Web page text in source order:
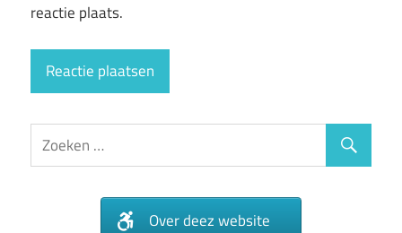
reactie plaats.
Over deez website